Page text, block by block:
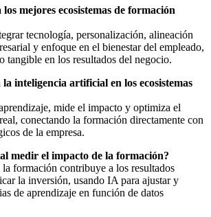
mejores ecosistemas de formación
tecnología, personalización, alineación
y enfoque en el bienestar del empleado,
tangible en los resultados del negocio.
inteligencia artificial en los ecosistemas
mide el impacto y optimiza el
conectando la formación directamente con
de la empresa.
medir el impacto de la formación?
la formación contribuye a los resultados
la inversión, usando IA para ajustar y
de aprendizaje en función de datos